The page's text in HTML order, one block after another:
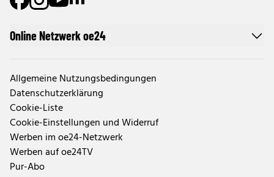
Online Netzwerk oe24
Allgemeine Nutzungsbedingungen
Datenschutzerklärung
Cookie-Liste
Cookie-Einstellungen und Widerruf
Werben im oe24-Netzwerk
Werben auf oe24TV
Pur-Abo